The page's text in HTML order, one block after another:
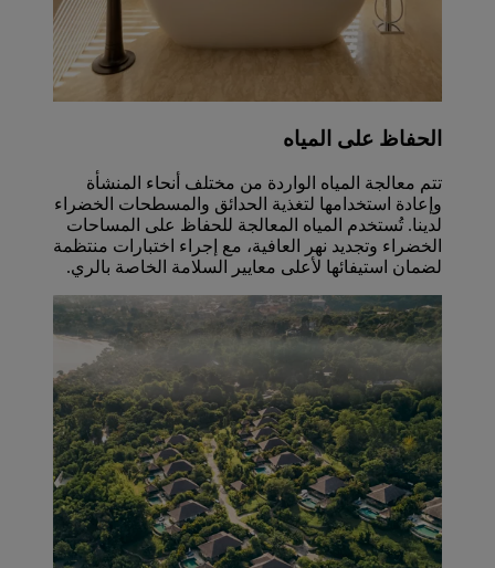
الحفاظ على المياه
تتم معالجة المياه الواردة من مختلف أنحاء المنشأة
وإعادة استخدامها لتغذية الحدائق والمسطحات الخضراء
لدينا. تُستخدم المياه المعالجة للحفاظ على المساحات
الخضراء وتجديد نهر العافية، مع إجراء اختبارات منتظمة
لضمان استيفائها لأعلى معايير السلامة الخاصة بالري.